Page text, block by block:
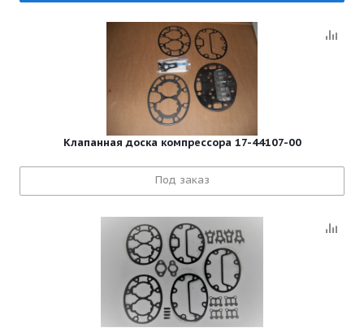
Клапанная доска компрессора 17-44107-00
Под заказ